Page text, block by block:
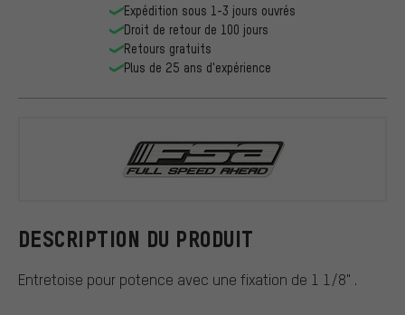
DESCRIPTION DU PRODUIT
Entretoise pour potence avec une fixation de 1 1/8" .
Expédition sous 1-3 jours ouvrés
Droit de retour de 100 jours
Retours gratuits
Plus de 25 ans d'expérience